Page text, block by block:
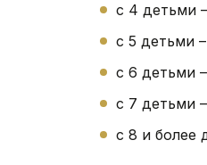
с 4 детьми
с 5 детьми
с 6 детьми
с 7 детьми
с 8 и более